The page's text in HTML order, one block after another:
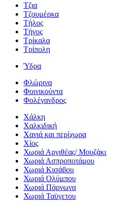
Τζια
Τζουμέρκα
Τήλος
Τήνος
Τρίκαλα
Τρίπολη
Ύδρα
Φλώρινα
Φοινικούντα
Φολέγανδρος
Χάλκη
Χαλκιδική
Χανιά και περίχωρα
Χίος
Χωριά Αργιθέας/ Μουζάκι
Χωριά Ασπροποτάμου
Χωριά Κισάβου
Χωριά Ολύμπου
Χωριά Πάρνωνα
Χωριά Ταϋγετου